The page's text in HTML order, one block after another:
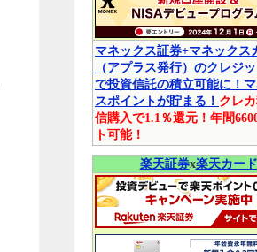
マネックス証券+マネックス
（アプラス発行）のクレジ
で投資信託の積立可能に！
スポイントが貯まる！ クレ
信購入で1.1％還元！年間
ト可能！
楽天証券x楽天カード